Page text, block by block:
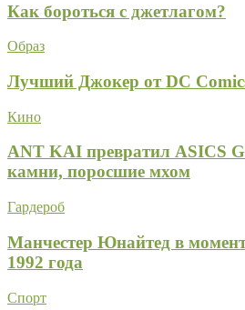
Как бороться с джетлагом?
Образ
Лучший Джокер от DC
Кино
ANT KAI превратил ASICS
камни, поросшие мхом
Гардероб
Манчестер Юнайтед в
1992 года
Спорт